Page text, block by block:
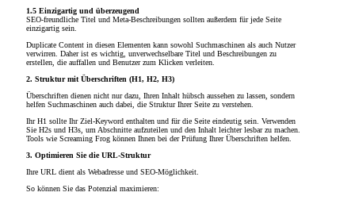
1.5 Einzigartig und überzeugend
SEO-freundliche Titel und Meta-Beschreibungen sollten außerdem für jede Seite
einzigartig sein.
Duplicate Content in diesen Elementen kann sowohl Suchmaschinen als auch Nutzer
verwirren. Daher ist es wichtig, unverwechselbare Titel und Beschreibungen zu
erstellen, die auffallen und Benutzer zum Klicken verleiten.
2. Struktur mit Überschriften (H1, H2, H3)
Überschriften dienen nicht nur dazu, Ihren Inhalt hübsch aussehen zu lassen, sondern
helfen Suchmaschinen auch dabei, die Struktur Ihrer Seite zu verstehen.
Ihr H1 sollte Ihr Ziel-Keyword enthalten und für die Seite eindeutig sein. Verwenden
Sie H2s und H3s, um Abschnitte aufzuteilen und den Inhalt leichter lesbar zu machen.
Tools wie Screaming Frog können Ihnen bei der Prüfung Ihrer Überschriften helfen.
3. Optimieren Sie die URL-Struktur
Ihre URL dient als Webadresse und SEO-Möglichkeit.
So können Sie das Potenzial maximieren: